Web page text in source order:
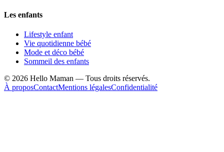
Les enfants
Lifestyle enfant
Vie quotidienne bébé
Mode et déco bébé
Sommeil des enfants
© 2026 Hello Maman — Tous droits réservés.
À proposContactMentions légalesConfidentialité